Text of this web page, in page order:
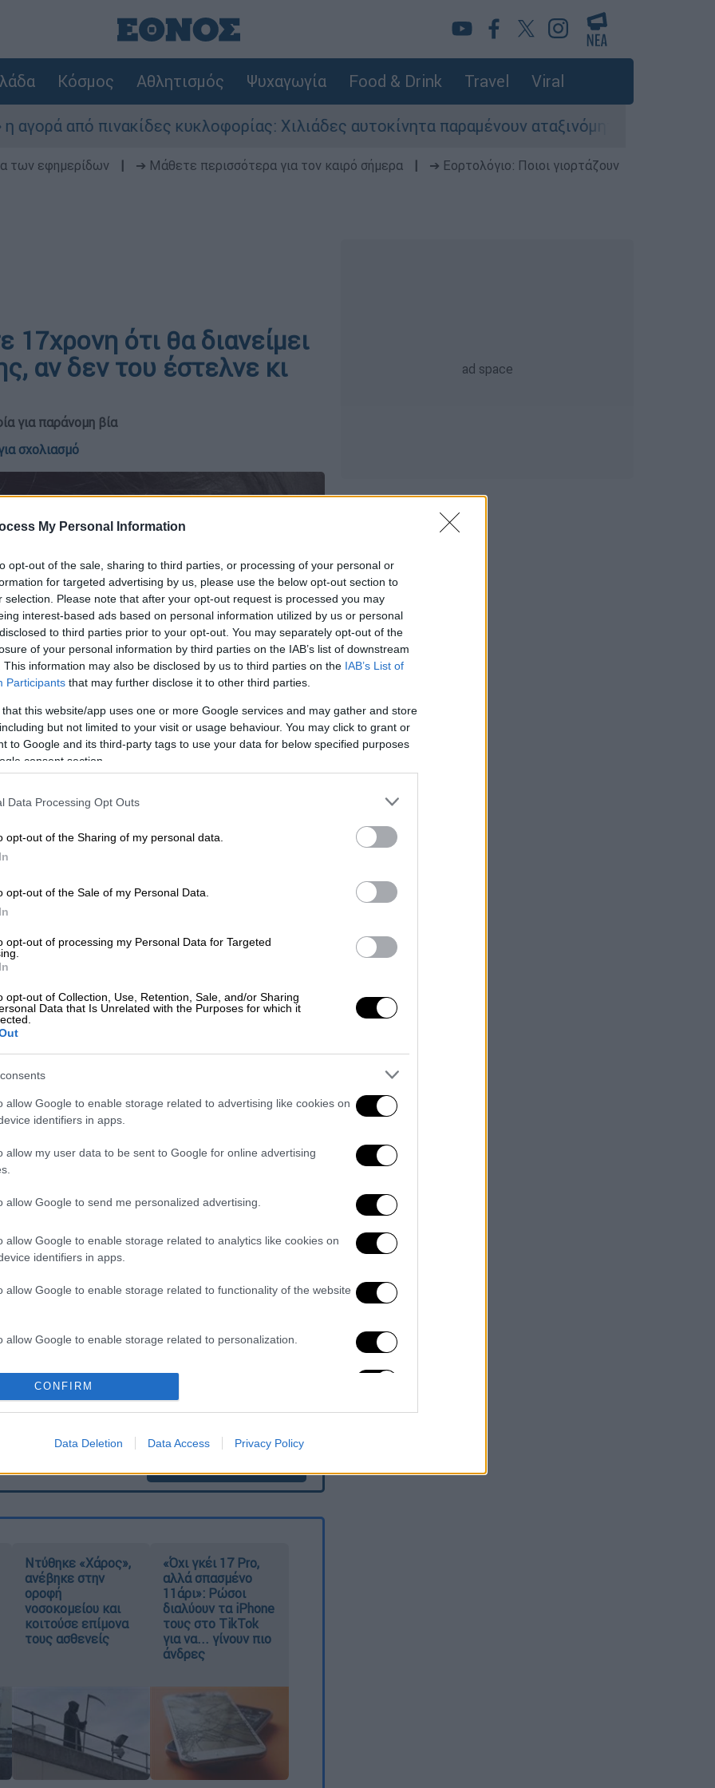
My Personal Information
opt-out of the sale, sharing to third parties, or processing of your personal or
for targeted advertising by us, please use the below opt-out section to
selection. Please note that after your opt-out request is processed you may
interest-based ads based on personal information utilized by us or personal
to third parties prior to your opt-out. You may separately opt-out of the
of your personal information by third parties on the IAB’s list of downstream
This information may also be disclosed by us to third parties on the IAB’s List of
Participants that may further disclose it to other third parties.
that this website/app uses one or more Google services and may gather and store
but not limited to your visit or usage behaviour. You may click to grant or
to Google and its third-party tags to use your data for below specified purposes
consent section.
Data Processing Opt Outs
opt-out of the Sharing of my personal data.
opt-out of the Sale of my Personal Data.
opt-out of processing my Personal Data for Targeted
opt-out of Collection, Use, Retention, Sale, and/or Sharing
Data that Is Unrelated with the Purposes for which it
allow Google to enable storage related to advertising like cookies on
identifiers in apps.
allow my user data to be sent to Google for online advertising
allow Google to send me personalized advertising.
allow Google to enable storage related to analytics like cookies on
identifiers in apps.
allow Google to enable storage related to functionality of the website
allow Google to enable storage related to personalization.
allow Google to enable storage related to security, including
CONFIRM
Data Deletion Data Access Privacy Policy
Κόσμος Αθλητισμός Ψυχαγωγία Food & Drink Travel Viral
από πινακίδες κυκλοφορίας: Χιλιάδες αυτοκίνητα παραμένουν αταξινόμητα - Λύση αναζητά
των εφημερίδων ➔ Μάθετε περισσότερα για τον καιρό σήμερα
➔ Εορτολόγιο: Ποιοι γιορτάζουν
ότι θα διανείμει
αν δεν του έστελνε κι
για παράνομη βία
σχολιασμό
το ΕΘΝΟΣ στη Google
ζητούσε επίμονα από 17χρονη
σε τρίτους κάποιες που είδε κατείχε.
και δράστης είναι ένας22χρονος
πριν από περίπου 1,5 χρόνο μέσω
να του στείλει γυμνές φωτογραφίες της,
αν δε του στείλει κι άλλες, θα διανείμει
1,5 χρόνο η κοπέλα έζησε έναν
στην αστυνομία.
δ
πορνογραφία ανηλίκων και νομοθεσία
ΕΘΝΟΣ θα παρεμβαίνει και τα προσβλητικά σχόλια θα
Ντύθηκε «Χάρος»,
ανέβηκε στην
οροφή
νοσοκομείου και
κοιτούσε επίμονα
τους ασθενείς
«Όχι γκέι 17 Pro,
αλλά σπασμένο
11άρι»: Ρώσοι
διαλύουν τα iPhone
τους στο TikTok
για να... γίνουν πιο
άνδρες